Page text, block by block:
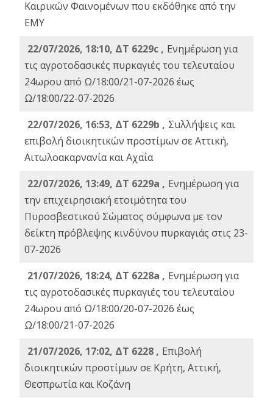
Καιρικών Φαινομένων που εκδόθηκε από την
ΕΜΥ
22/07/2026, 18:10, ΔΤ 6229c , Ενημέρωση για
τις αγροτοδασικές πυρκαγιές του τελευταίου
24ωρου από Ω/18:00/21-07-2026 έως
Ω/18:00/22-07-2026
22/07/2026, 16:53, ΔΤ 6229b , Σuλλήψεις και
επιβολή διοικητικών προστίμων σε Αττική,
Αιτωλοακαρνανία και Αχαΐα
22/07/2026, 13:49, ΔΤ 6229a , Ενημέρωση για
την επιχειρησιακή ετοιμότητα του
Πυροσβεστικού Σώματος σύμφωνα με τον
δείκτη πρόβλεψης κινδύνου πυρκαγιάς στις 23-
07-2026
21/07/2026, 18:24, ΔΤ 6228a , Ενημέρωση για
τις αγροτοδασικές πυρκαγιές του τελευταίου
24ωρου από Ω/18:00/20-07-2026 έως
Ω/18:00/21-07-2026
21/07/2026, 17:02, ΔΤ 6228 , Επιβολή
διοικητικών προστίμων σε Κρήτη, Αττική,
Θεσπρωτία και Κοζάνη